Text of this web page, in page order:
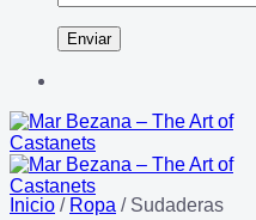
Inicio / Ropa /Sudaderas